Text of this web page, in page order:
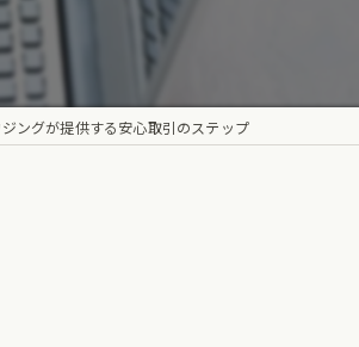
ングが提供する安心取引のステップ